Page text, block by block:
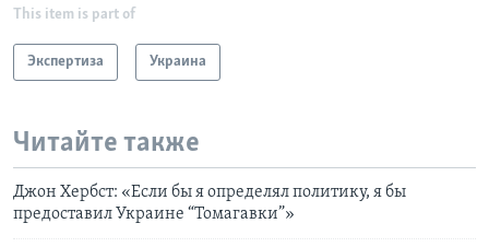
This item is part of
Экспертиза Украина
Читайте также
Джон Хербст: «Если бы я определял политику, я бы
предоставил Украине “Томагавки”»